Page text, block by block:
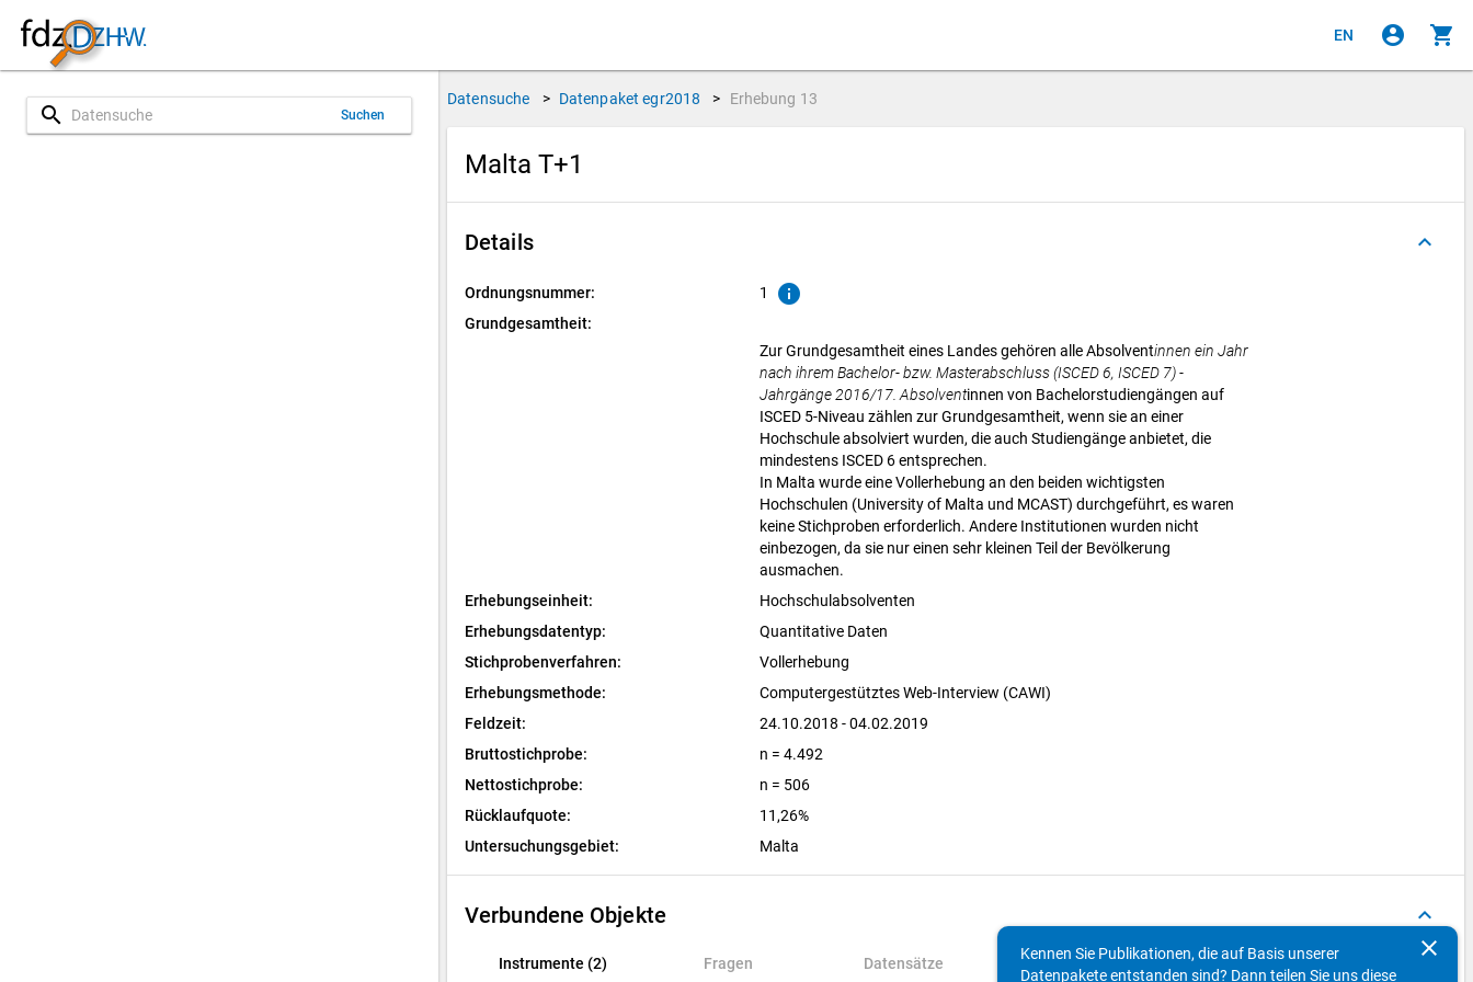
EN account_circle shopping_cart
search Suchen
Datensuche > Datenpaket egr2018 > Erhebung 13
Malta T+1
Details keyboard_arrow_up
Ordnungsnummer: 1 info
Grundgesamtheit:
Zur Grundgesamtheit eines Landes gehören alle Absolventinnen ein Jahr
nach ihrem Bachelor- bzw. Masterabschluss (ISCED 6, ISCED 7) -
Jahrgänge 2016/17. Absolventinnen von Bachelorstudiengängen auf
ISCED 5-Niveau zählen zur Grundgesamtheit, wenn sie an einer
Hochschule absolviert wurden, die auch Studiengänge anbietet, die
mindestens ISCED 6 entsprechen.
In Malta wurde eine Vollerhebung an den beiden wichtigsten
Hochschulen (University of Malta und MCAST) durchgeführt, es waren
keine Stichproben erforderlich. Andere Institutionen wurden nicht
einbezogen, da sie nur einen sehr kleinen Teil der Bevölkerung
ausmachen.
Erhebungseinheit:
Hochschulabsolventen
Erhebungsdatentyp:
Quantitative Daten
Stichprobenverfahren:
Vollerhebung
Erhebungsmethode:
Computergestütztes Web-Interview (CAWI)
Feldzeit:
24.10.2018 - 04.02.2019
Bruttostichprobe:
n = 4.492
Nettostichprobe:
n = 506
Rücklaufquote:
11,26%
Untersuchungsgebiet:
Malta
Verbundene Objekte keyboard_arrow_up
Instrumente (2) Fragen Datensätze Variablen Konzepte
Instrumente (2)
clear
Kennen Sie Publikationen, die auf Basis unserer
Datenpakete entstanden sind? Dann teilen Sie uns diese